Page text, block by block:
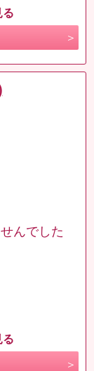
る
んでした
る